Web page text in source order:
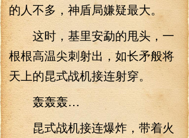
的人不多，神盾局嫌疑最大。
这时，基里安勐的甩头，一
根根高温尖刺射出，如长矛般将
天上的昆式战机接连射穿。
轰轰轰…
昆式战机接连爆炸，带着火